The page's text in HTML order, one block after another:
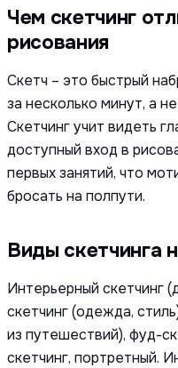
Чем скетчинг отличается от обычного
рисования
Скетч – это быстрый
за несколько минут, а
Скетчинг учит видеть
доступный вход в
первых занятий, что
бросать на полпути.
Виды скетчинга
Интерьерный скетчинг
скетчинг (одежда,
из путешествий), фуд-
скетчинг, портретный.